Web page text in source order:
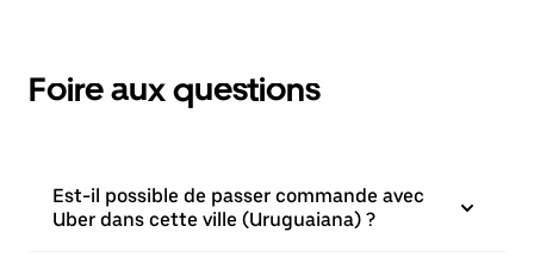
Foire aux questions
Est-il possible de passer commande avec
Uber dans cette ville (Uruguaiana) ?